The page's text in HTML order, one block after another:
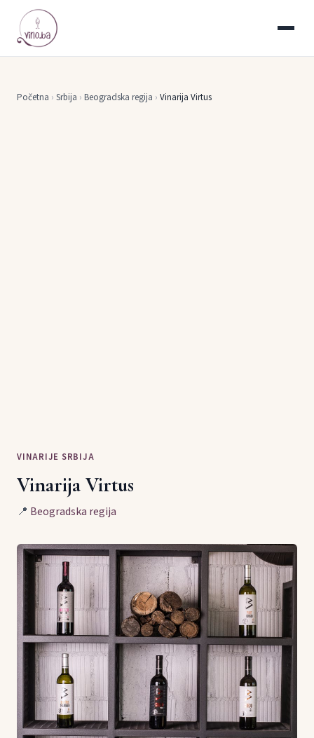
Početna › Srbija › Beogradska regija › Vinarija Virtus
VINARIJE SRBIJA
Vinarija Virtus
📍 Beogradska regija